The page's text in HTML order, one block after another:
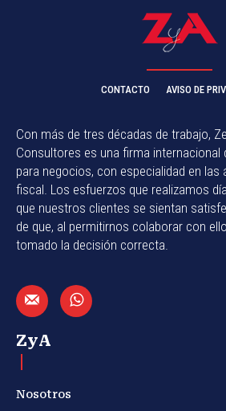
CONTACTO AVISO DE
Con más de tres décadas de trabajo,
Consultores es una firma internacional
para negocios, con especialidad en las
fiscal. Los esfuerzos que realizamos
que nuestros clientes se sientan
de que, al permitirnos colaborar con
tomado la decisión correcta.
ZyA
Nosotros